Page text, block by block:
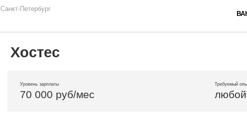
Санкт-Петербург
Хостес
Уровень зарплаты
70 000 руб/мес
Требуемый
любой